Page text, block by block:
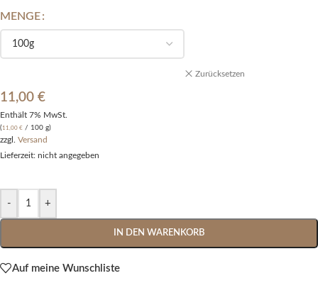
MENGE
Zurücksetzen
11,00 €
Enthält 7% MwSt.
( 11,00 € / 100 g)
zzgl. Versand
Lieferzeit: nicht angegeben
- +
IN DEN WARENKORB
Alternative:
Auf meine Wunschliste